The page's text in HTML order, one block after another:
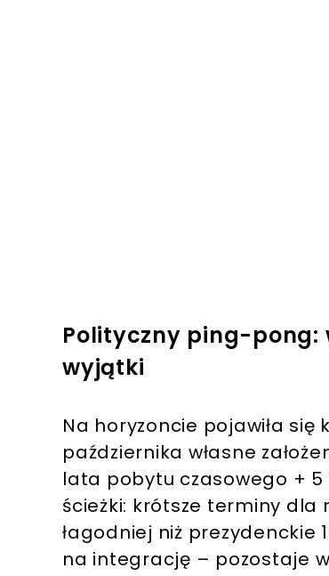
Polityczny ping-pong:
wyjątki
Na horyzoncie pojawiła się
października własne
lata pobytu czasowego + 5
ścieżki: krótsze terminy
łagodniej niż prezydenckie
na integrację – pozostaje